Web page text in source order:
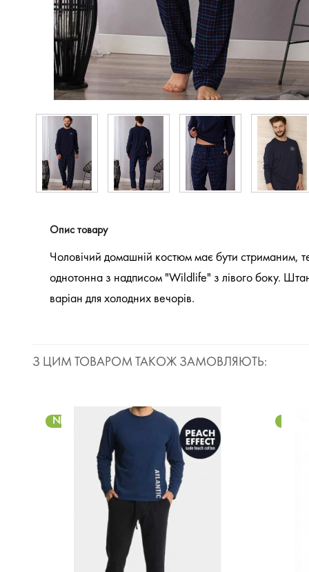
Опис товару
Чоловічий домашній костюм має бути стриманим,
однотонна з надписом "Wildlife" з лівого боку.
варіан для холодних вечорів.
З ЦИМ ТОВАРОМ ТАКОЖ ЗАМОВЛЯЮТЬ:
NEW